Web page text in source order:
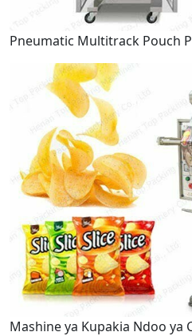
Pneumatic Multitrack Pouch
Mashine ya Kupakia Ndoo ya